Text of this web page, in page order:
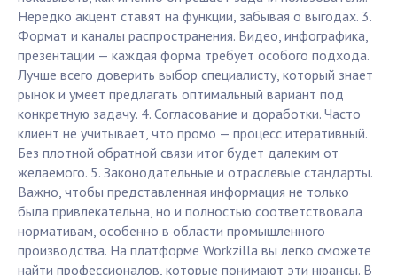
Нередко акцент ставят на функции, забывая о выгодах. 3.
Формат и каналы распространения. Видео, инфографика,
презентации — каждая форма требует особого подхода.
Лучше всего доверить выбор специалисту, который знает
рынок и умеет предлагать оптимальный вариант под
конкретную задачу. 4. Согласование и доработки. Часто
клиент не учитывает, что промо — процесс итеративный.
Без плотной обратной связи итог будет далеким от
желаемого. 5. Законодательные и отраслевые стандарты.
Важно, чтобы представленная информация не только
была привлекательна, но и полностью соответствовала
нормативам, особенно в области промышленного
производства. На платформе Workzilla вы легко сможете
найти профессионалов, которые понимают эти нюансы. В